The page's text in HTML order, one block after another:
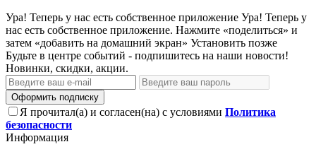
Ура! Теперь у нас есть собственное приложение Ура! Теперь у
нас есть собственное приложение. Нажмите «поделиться» и
затем «добавить на домашний экран» Установить позже
Будьте в центре событий - подпишитесь на наши новости!
Новинки, скидки, акции.
Оформить подписку
Я прочитал(а) и согласен(на) с условиями Политика
безопасности
Информация